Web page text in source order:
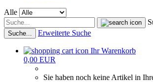
Alle
Suche... Erweiterte Suche
Ihr Warenkorb
0,00 EUR
Sie haben noch keine Artikel in